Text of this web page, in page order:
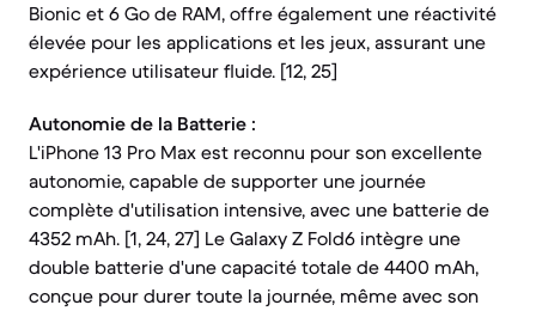
Bionic et 6 Go de RAM, offre également une réactivité
élevée pour les applications et les jeux, assurant une
expérience utilisateur fluide. [12, 25]
Autonomie de la Batterie :
L'iPhone 13 Pro Max est reconnu pour son excellente
autonomie, capable de supporter une journée
complète d'utilisation intensive, avec une batterie de
4352 mAh. [1, 24, 27] Le Galaxy Z Fold6 intègre une
double batterie d'une capacité totale de 4400 mAh,
conçue pour durer toute la journée, même avec son